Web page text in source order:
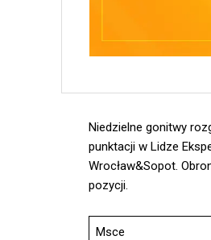
Niedzielne gonitwy
punktacji w Lidze
Wrocław&Sopot.
pozycji.
Msce